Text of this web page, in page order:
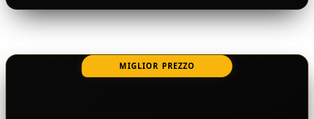
MIGLIOR PREZZO